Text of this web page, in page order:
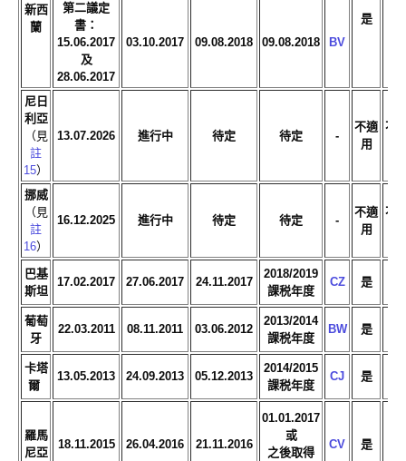
新西
蘭
是
第二議定
書：
15.06.2017
及
28.06.2017
03.10.2017 09.08.2018 09.08.2018 BV
尼日
利亞
（見
註
15）
13.07.2026 進行中 待定 待定 -
不適
用
不
挪威
（見
註
16）
16.12.2025 進行中 待定 待定 -
不適
用
不
巴基
斯坦
17.02.2017 27.06.2017 24.11.2017
2018/2019
課税年度
CZ 是
葡萄
牙
22.03.2011 08.11.2011 03.06.2012
2013/2014
課税年度
BW 是
卡塔
爾
13.05.2013 24.09.2013 05.12.2013
2014/2015
課税年度
CJ 是
羅馬
尼亞
18.11.2015 26.04.2016 21.11.2016
01.01.2017
或
之後取得
CV 是